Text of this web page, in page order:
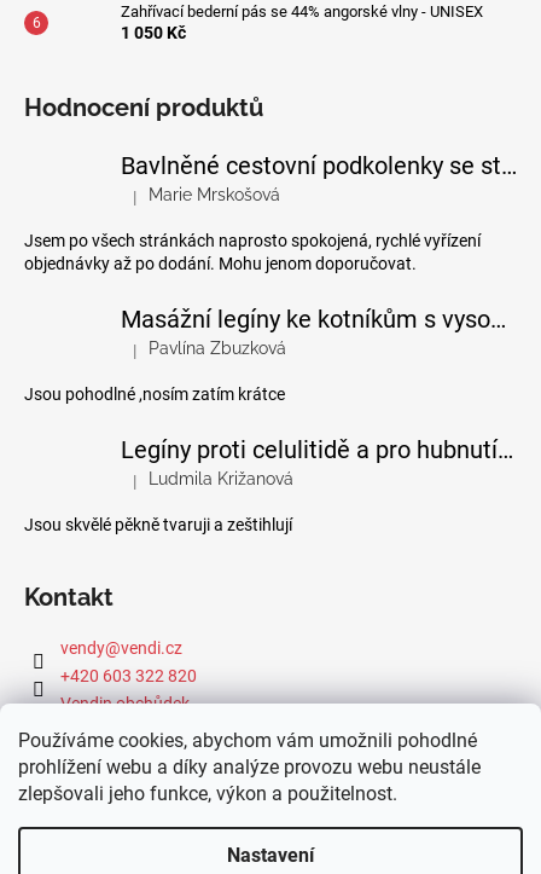
Používáme cookies, abychom vám umožnili pohodlné
prohlížení webu a díky analýze provozu webu neustále
zlepšovali jeho funkce, výkon a použitelnost.
Nastavení
Zahřívací bederní pás se 44% angorské vlny - UNISEX
1 050 Kč
Hodnocení produktů
Bavlněné cestovní podkolenky se stupňovanou kompresí
Hodnocení produktu je 5 z 5 hvězdiček.
| Marie Mrskošová
Jsem po všech stránkách naprosto spokojená, rychlé vyřízení
objednávky až po dodání. Mohu jenom doporučovat.
Masážní legíny ke kotníkům s vysokým pasem
Hodnocení produktu je 4 z 5 hvězdiček.
| Pavlína Zbuzková
Jsou pohodlné ,nosím zatím krátce
Legíny proti celulitidě a pro hubnutí pomocí FIR efektu
Hodnocení produktu je 5 z 5 hvězdiček.
| Ludmila Križanová
Jsou skvělé pěkně tvaruji a zeštihlují
Kontakt
vendy@vendi.cz
+420 603 322 820
Vendin obchůdek